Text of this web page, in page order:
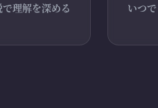
理解を深める
いつ